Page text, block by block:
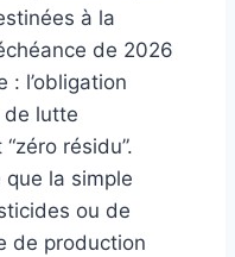
à la
de 2026
: l’obligation
de lutte
résidu”.
la simple
ou de
de production